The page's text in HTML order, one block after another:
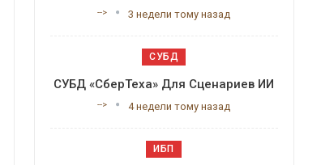
--> 3 недели тому назад
СУБД
СУБД «СберТеха» Для Сценариев ИИ
--> 4 недели тому назад
ИБП